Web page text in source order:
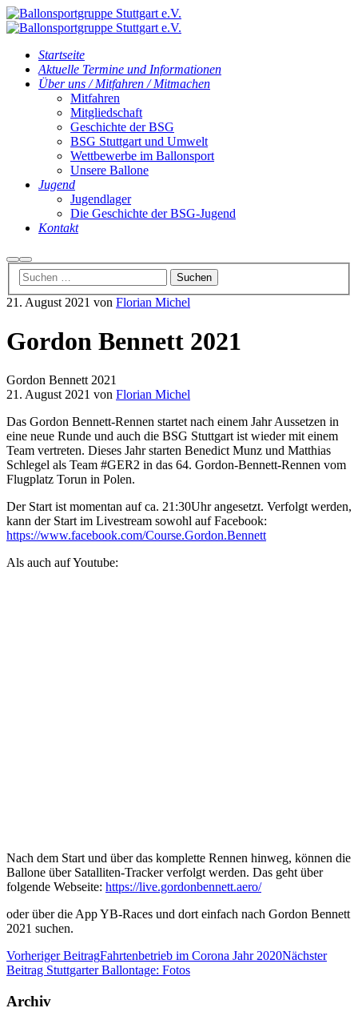
Startseite
Aktuelle Termine und Informationen
Über uns / Mitfahren / Mitmachen
Mitfahren
Mitgliedschaft
Geschichte der BSG
BSG Stuttgart und Umwelt
Wettbewerbe im Ballonsport
Unsere Ballone
Jugend
Jugendlager
Die Geschichte der BSG-Jugend
Kontakt
Suchen
Hauptmenü
21. August 2021 von Florian Michel
Gordon Bennett 2021
Gordon Bennett 2021
21. August 2021 von Florian Michel
Das Gordon Bennett-Rennen startet nach einem Jahr Aussetzen in
eine neue Runde und auch die BSG Stuttgart ist wieder mit einem
Team vertreten. Dieses Jahr starten Benedict Munz und Matthias
Schlegel als Team #GER2 in das 64. Gordon-Bennett-Rennen vom
Flugplatz Torun in Polen.
Der Start ist momentan auf ca. 21:30Uhr angesetzt. Verfolgt werden,
kann der Start im Livestream sowohl auf Facebook:
https://www.facebook.com/Course.Gordon.Bennett
Als auch auf Youtube:
Nach dem Start und über das komplette Rennen hinweg, können die
Ballone über Satalliten-Tracker verfolgt werden. Das geht über
folgende Webseite: https://live.gordonbennett.aero/
oder über die App YB-Races und dort einfach nach Gordon Bennett
2021 suchen.
Vorheriger BeitragFahrtenbetrieb im Corona Jahr 2020Nächster
Beitrag Stuttgarter Ballontage: Fotos
Archiv